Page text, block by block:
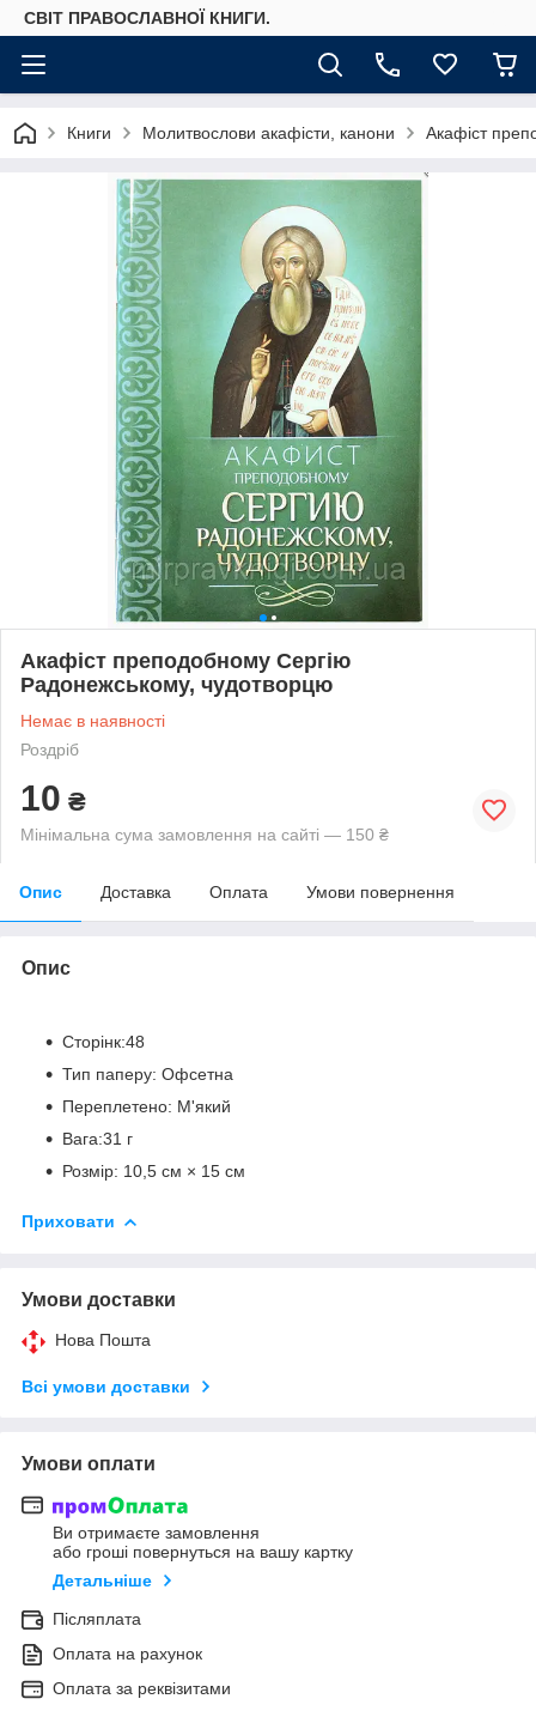
СВІТ ПРАВОСЛАВНОЇ КНИГИ.
Книги Молитвослови акафісти, канони Акафіст
Акафіст преподобному Сергію
Радонежському, чудотворцю
Немає в наявності
Роздріб
10 ₴
Мінімальна сума замовлення на сайті — 150 ₴
Опис Доставка Оплата Умови повернення
Опис
Сторінк:48
Тип паперу: Офсетна
Переплетено: М'який
Вага:31 г
Розмір: 10,5 см × 15 см
Приховати
Умови доставки
Нова Пошта
Всі умови доставки
Умови оплати
Ви отримаєте замовлення
або гроші повернуться на вашу картку
Детальніше
Післяплата
Оплата на рахунок
Оплата за реквізитами